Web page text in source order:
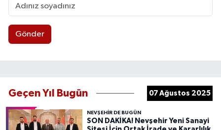
Gönder
Geçen Yıl Bugün 07 Ağustos 2025
NEVŞEHIR DE BUGÜN
SON DAKİKA! Nevşehir Yeni Sanayi